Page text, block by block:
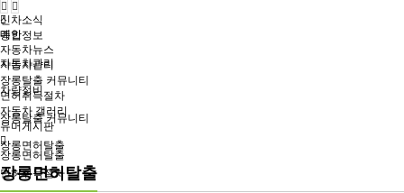
신차소식
종합정보
자동차관리
차량정비
장롱탈출 커뮤니티
장롱면허탈출
면허취득절차
메인
자동차뉴스
자동차관리
장롱탈출 커뮤니티
면허취득절차
자동차 갤러리
유머게시판
장롱면허탈출
장롱면허탈출